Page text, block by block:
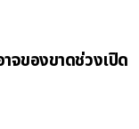
จของขาดช่วงเปิด